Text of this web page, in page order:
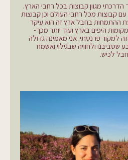
מגוון קבוצות בכל רחבי הארץ.
עם קבוצות מכל רחבי העולם וכן קבוצות
ההתמחות בחבל ארץ זה הוא עיקר
היפים בארץ ועוד יותר מכך-
למקור פרנסתי. אני מאמינה גדולה
שסביבנו ולחוויה שבגילוי ואשמח
לכיש.